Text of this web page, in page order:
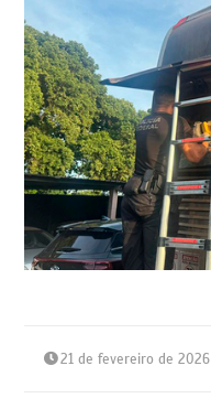
21 de fevereiro de 2026